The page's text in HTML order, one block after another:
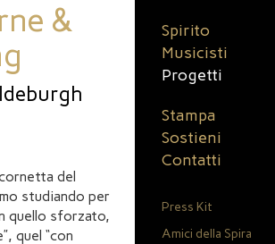
Spirito
Musicisti
Progetti
Stampa
Sostieni
Contatti
Press Kit
Amici della Spira
&
del
studiando per
quello sforzato,
quel “con